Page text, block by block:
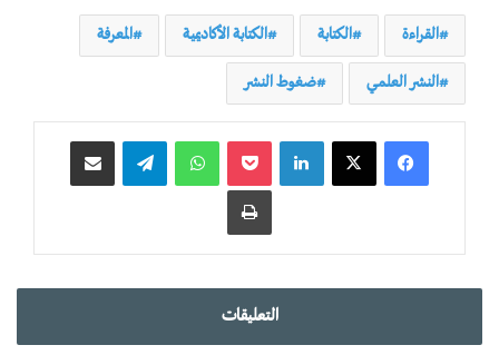
القراءة الكتابة الكتابة الأكاديمية المعرفة
النشر العلمي ضغوط النشر
واتساب
التعليقات